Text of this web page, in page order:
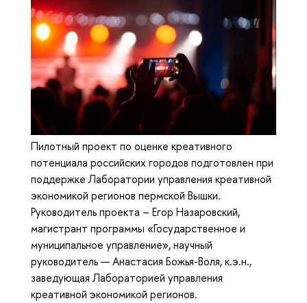
Пилотный проект по оценке креативного
потенциала российских городов подготовлен при
поддержке Лаборатории управления креативной
экономикой регионов пермской Вышки.
Руководитель проекта – Егор Назаровский,
магистрант программы «Государственное и
муниципальное управление», научный
руководитель — Анастасия Божья-Воля, к.э.н.,
заведующая Лабораторией управления
креативной экономикой регионов.